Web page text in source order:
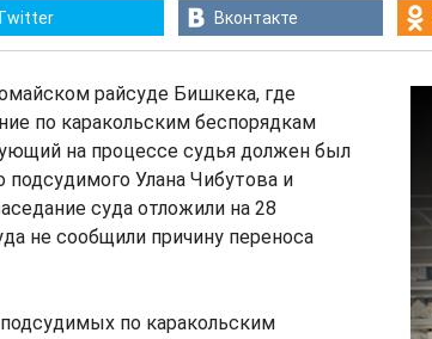
Вконтакте
райсуде Бишкека, где
по каракольским беспорядкам
на процессе судья должен был
Улана Чибутова и
суда отложили на 28
не сообщили причину переноса
по каракольским